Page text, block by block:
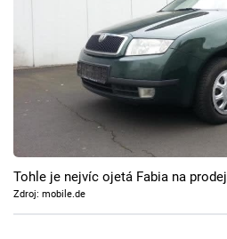
Hry
Cool Esport
Pořady
TV Program
Tohle je nejvíc ojetá Fabia na prodej
Zdroj: mobile.de